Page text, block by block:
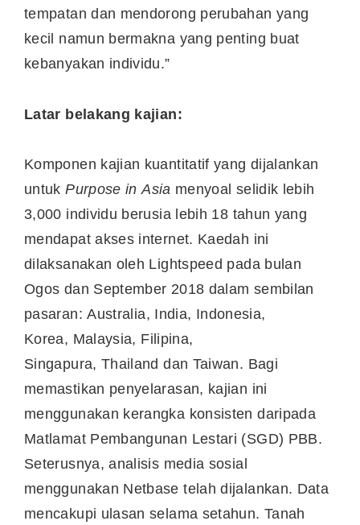
tempatan dan mendorong perubahan yang
kecil namun bermakna yang penting buat
kebanyakan individu.”
Latar belakang kajian:
Komponen kajian kuantitatif yang dijalankan
untukPurpose inAsia menyoal selidik lebih
3,000 individu berusia lebih 18 tahun yang
mendapat akses internet. Kaedah ini
dilaksanakan oleh Lightspeed pada bulan
Ogos dan September 2018 dalam sembilan
pasaran:Australia, India, Indonesia,
Korea, Malaysia, Filipina,
Singapura, Thailand dan Taiwan. Bagi
memastikan penyelarasan, kajian ini
menggunakan kerangka konsisten daripada
Matlamat Pembangunan Lestari (SGD) PBB.
Seterusnya, analisis media sosial
menggunakan Netbase telah dijalankan. Data
mencakupi ulasan selama setahun. Tanah